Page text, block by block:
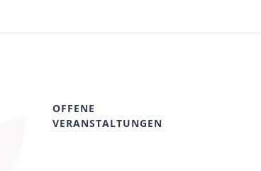
OFFENE
VERANSTALTUNGEN